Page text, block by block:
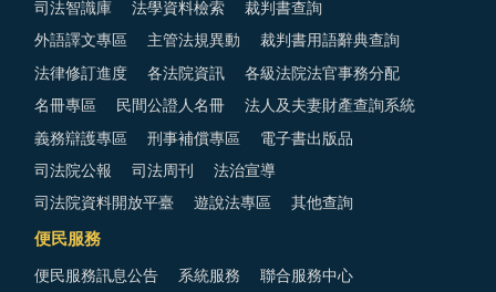
司法智識庫 法學資料檢索 裁判書查詢
外語譯文專區 主管法規異動 裁判書用語辭典查詢
法律修訂進度 各法院資訊 各級法院法官事務分配
名冊專區 民間公證人名冊 法人及夫妻財產查詢系統
義務辯護專區 刑事補償專區 電子書出版品
司法院公報 司法周刊 法治宣導
司法院資料開放平臺 遊說法專區 其他查詢
便民服務
便民服務訊息公告 系統服務 聯合服務中心